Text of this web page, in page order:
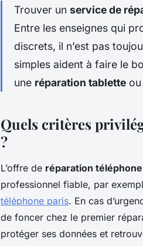
Trouver un service de
Entre les enseignes qui
discrets, il n’est pas
simples aident à faire le
une réparation tablette
Quels critères
?
L’offre de réparation téléphone
professionnel fiable, par
téléphone paris. En cas
de foncer chez le premier
protéger ses données et